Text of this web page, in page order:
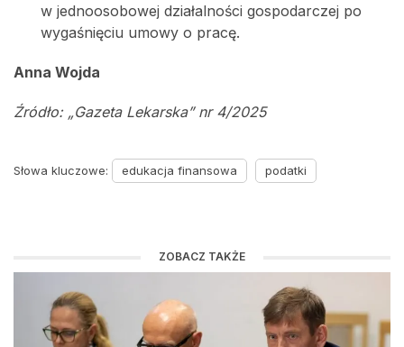
w jednoosobowej działalności gospodarczej po
wygaśnięciu umowy o pracę.
Anna Wojda
Źródło: „Gazeta Lekarska” nr 4/2025
Słowa kluczowe: edukacja finansowa podatki
ZOBACZ TAKŻE